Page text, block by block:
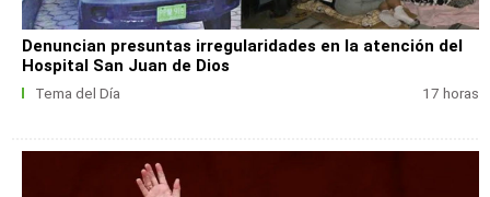
Denuncian presuntas irregularidades en la atención del
Hospital San Juan de Dios
Tema del Día 17 horas